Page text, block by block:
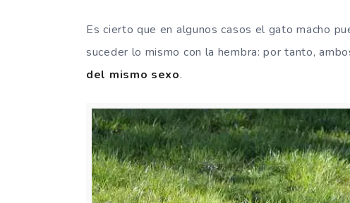
Es cierto que en algunos casos el gato macho
suceder lo mismo con la hembra: por tanto,
del mismo sexo.